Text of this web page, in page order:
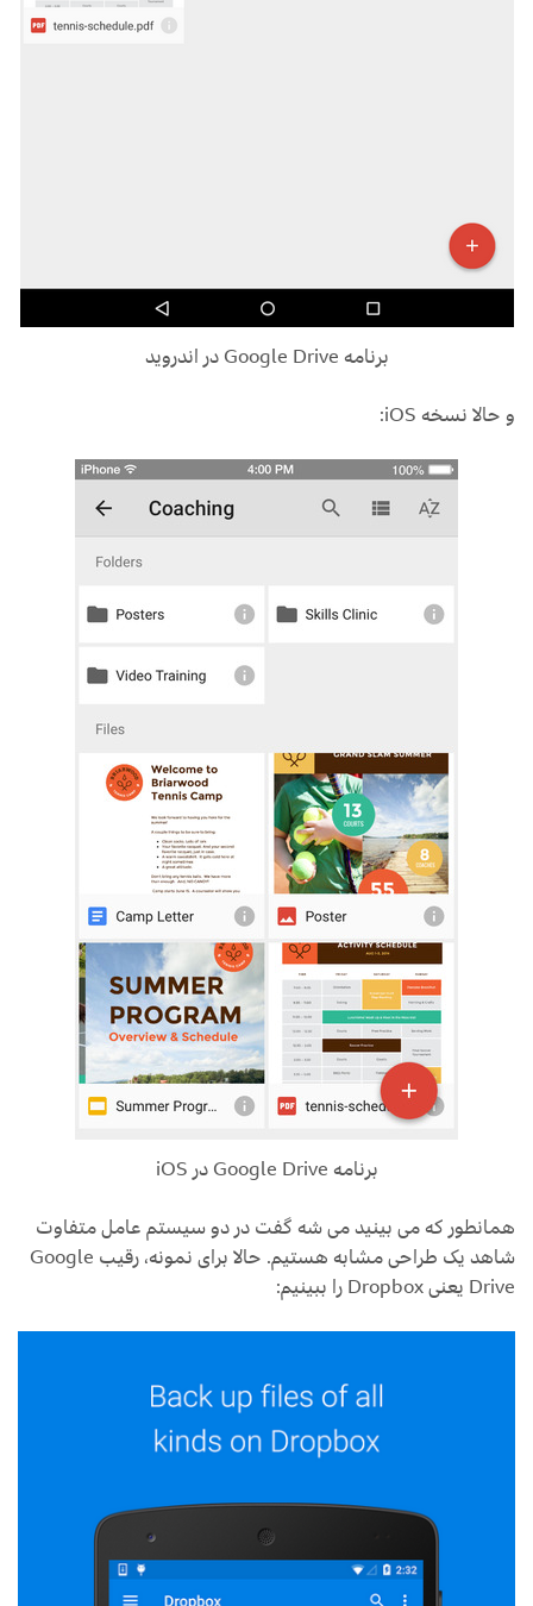
برنامه Google Drive در اندروید
و حالا نسخه iOS:
برنامه Google Drive در iOS
همانطور که می بینید می شه گفت در دو سیستم عامل متفاوت
شاهد یک طراحی مشابه هستیم. حالا برای نمونه، رقیب Google
Drive یعنی Dropbox را ببینیم: